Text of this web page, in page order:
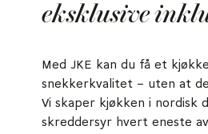
eksklusive
Med JKE kan du få et
snekkerkvalitet – uten at
Vi skaper kjøkken i nordisk
skreddersyr hvert eneste